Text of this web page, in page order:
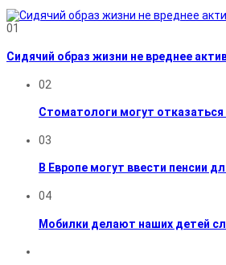
01
Сидячий образ жизни не вреднее
02
Стоматологи могут
03
В Европе могут ввести пенсии
04
Мобилки делают наших детей